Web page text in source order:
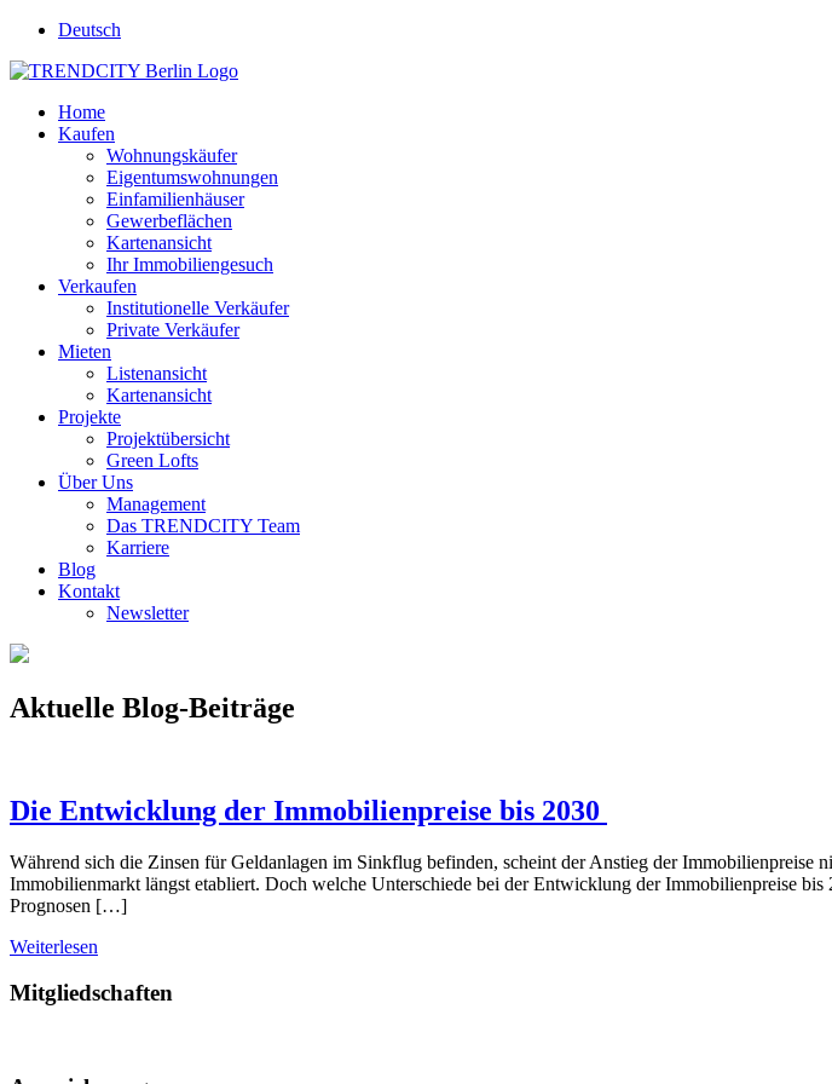
Deutsch
Home
Kaufen
Wohnungskäufer
Eigentumswohnungen
Einfamilienhäuser
Gewerbeflächen
Kartenansicht
Ihr Immobiliengesuch
Verkaufen
Institutionelle Verkäufer
Private Verkäufer
Mieten
Listenansicht
Kartenansicht
Projekte
Projektübersicht
Green Lofts
Über Uns
Management
Das TRENDCITY Team
Karriere
Blog
Kontakt
Newsletter
Aktuelle Blog-Beiträge
Die Entwicklung der Immobilienpreise bis 2030
Während sich die Zinsen für Geldanlagen im Sinkflug befinden, scheint der Anstieg der
Immobilienmarkt längst etabliert. Doch welche Unterschiede bei der Entwicklung der Immobilienpreise
Prognosen […]
Weiterlesen
Mitgliedschaften